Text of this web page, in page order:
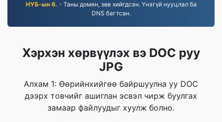
НҮБ-ын 6. - Таны домен, зөв хийгдсэн. Үнэгүй нууцлал ба
DNS багтсан.
Хэрхэн хөрвүүлэх вэ DOC руу
JPG
Алхам 1: Өөрийнхийгөө байршуулна уу DOC
дээрх товчийг ашиглан эсвэл чирж буулгах
замаар файлуудыг хуулж болно.